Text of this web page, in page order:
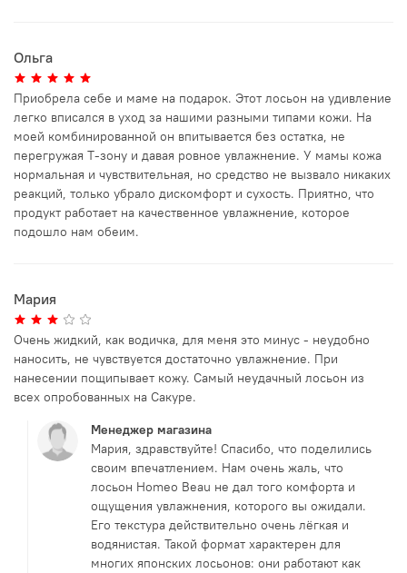
Ольга
Приобрела себе и маме на подарок. Этот лосьон на удивление
легко вписался в уход за нашими разными типами кожи. На
моей комбинированной он впитывается без остатка, не
перегружая Т-зону и давая ровное увлажнение. У мамы кожа
нормальная и чувствительная, но средство не вызвало никаких
реакций, только убрало дискомфорт и сухость. Приятно, что
продукт работает на качественное увлажнение, которое
подошло нам обеим.
Мария
Очень жидкий, как водичка, для меня это минус - неудобно
наносить, не чувствуется достаточно увлажнение. При
нанесении пощипывает кожу. Самый неудачный лосьон из
всех опробованных на Сакуре.
Менеджер магазина
Мария, здравствуйте! Спасибо, что поделились
своим впечатлением. Нам очень жаль, что
лосьон Homeo Beau не дал того комфорта и
ощущения увлажнения, которого вы ожидали.
Его текстура действительно очень лёгкая и
водянистая. Такой формат характерен для
многих японских лосьонов: они работают как